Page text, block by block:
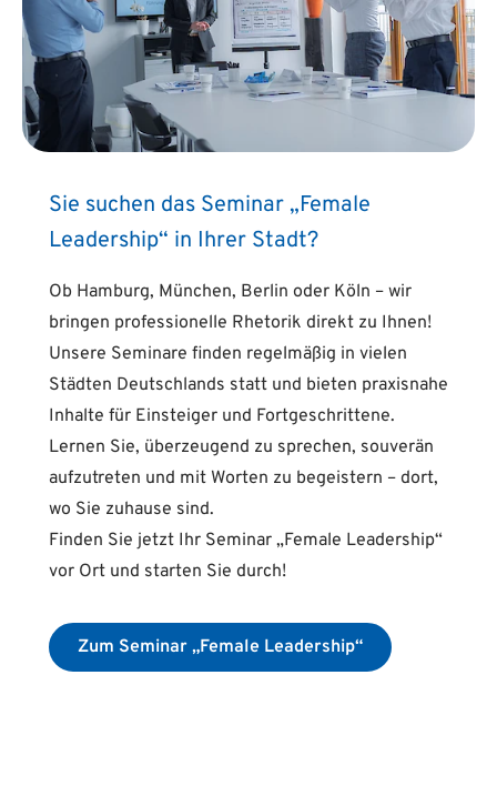
Sie suchen das Seminar „Female
Leadership“ in Ihrer Stadt?
Ob Hamburg, München, Berlin oder Köln – wir
bringen professionelle Rhetorik direkt zu Ihnen!
Unsere Seminare finden regelmäßig in vielen
Städten Deutschlands statt und bieten praxisnahe
Inhalte für Einsteiger und Fortgeschrittene.
Lernen Sie, überzeugend zu sprechen, souverän
aufzutreten und mit Worten zu begeistern – dort,
wo Sie zuhause sind.
Finden Sie jetzt Ihr Seminar „Female Leadership“
vor Ort und starten Sie durch!
Zum Seminar „Female Leadership“